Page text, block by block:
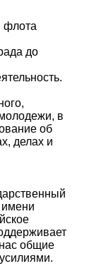
флота
до
в
об
делах и
имени
общие